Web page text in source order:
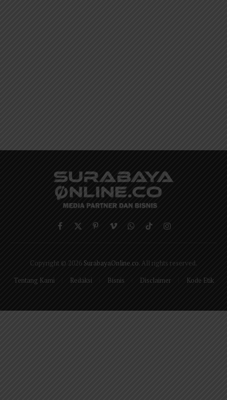
Facebook
X
PinterestVimeoWhatsApp
TikTokInstagram
Copyright © 2026 SurabayaOnline.co . All rights reserved.
Tentang Kami
Redaksi Bisnis Disclaimer Kode Etik